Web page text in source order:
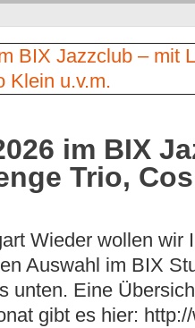
im BIX
Trio,
Wieder wollen wir
Auswahl im BIX
unten. Eine
gibt es hier: